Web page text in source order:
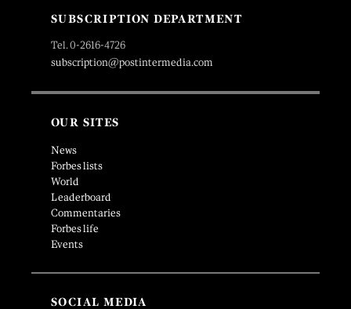
SUBSCRIPTION DEPARTMENT
Tel. 0-2616-4726
subscription@postintermedia.com
OUR SITES
News
Forbes lists
World
Leaderboard
Commentaries
Forbes life
Events
SOCIAL MEDIA